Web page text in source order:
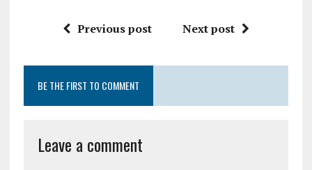
Previous post Next post
BE THE FIRST TO COMMENT
Leave a comment